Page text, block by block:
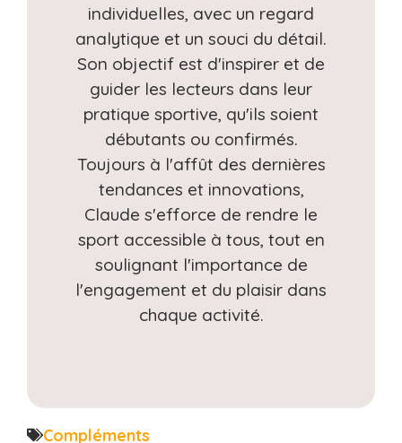
individuelles, avec un regard
analytique et un souci du détail.
Son objectif est d'inspirer et de
guider les lecteurs dans leur
pratique sportive, qu'ils soient
débutants ou confirmés.
Toujours à l'affût des dernières
tendances et innovations,
Claude s'efforce de rendre le
sport accessible à tous, tout en
soulignant l'importance de
l'engagement et du plaisir dans
chaque activité.
Compléments